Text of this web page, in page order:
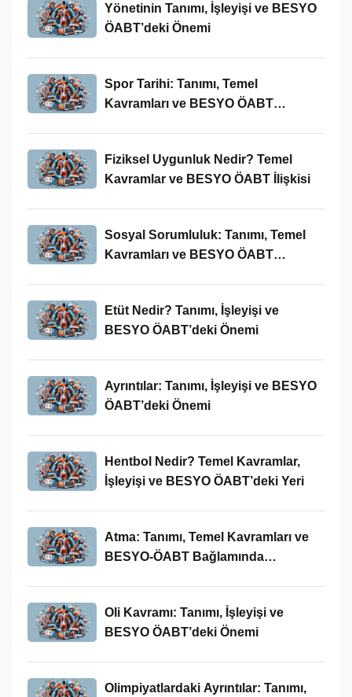
Yönetinin Tanımı, İşleyişi ve BESYO
ÖABT’deki Önemi
Spor Tarihi: Tanımı, Temel
Kavramları ve BESYO ÖABT
Fiziksel Uygunluk Nedir? Temel
Kavramlar ve BESYO ÖABT İlişkisi
Sosyal Sorumluluk: Tanımı, Temel
Kavramları ve BESYO ÖABT
Etüt Nedir? Tanımı, İşleyişi ve
BESYO ÖABT’deki Önemi
Ayrıntılar: Tanımı, İşleyişi ve BESYO
ÖABT’deki Önemi
Hentbol Nedir? Temel Kavramlar,
İşleyişi ve BESYO ÖABT’deki Yeri
Atma: Tanımı, Temel Kavramları ve
BESYO-ÖABT Bağlamında
Oli Kavramı: Tanımı, İşleyişi ve
BESYO ÖABT’deki Önemi
Olimpiyatlardaki Ayrıntılar: Tanımı,